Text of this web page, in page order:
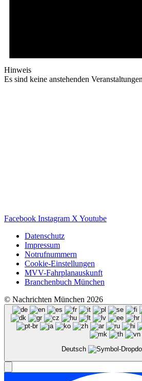
Hinweis
Es sind keine anstehenden
Facebook Instagram X Youtube
Datenschutz
Impressum
Notrufnummern
Cookie-Einstellungen
MVV-Fahrplanauskunft
Branchenbuch München
© Nachrichten München 2026
Deutsch